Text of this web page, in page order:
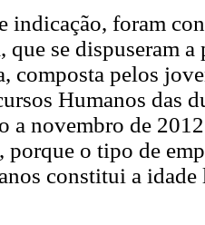
indicação, foram
que se dispuseram
composta pelos
Humanos das
a novembro de
porque o tipo de
constitui a